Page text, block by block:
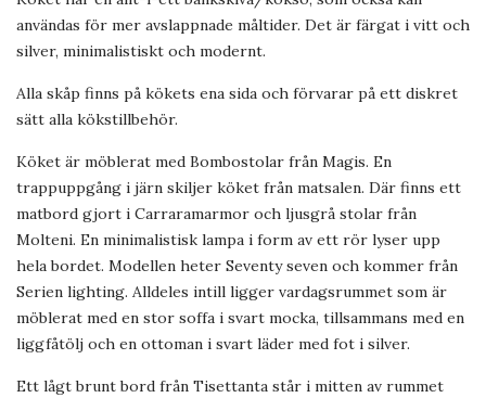
användas för mer avslappnade måltider. Det är färgat i vitt och
silver, minimalistiskt och modernt.
Alla skåp finns på kökets ena sida och förvarar på ett diskret
sätt alla kökstillbehör.
Köket är möblerat med Bombostolar från Magis. En
trappuppgång i järn skiljer köket från matsalen. Där finns ett
matbord gjort i Carraramarmor och ljusgrå stolar från
Molteni. En minimalistisk lampa i form av ett rör lyser upp
hela bordet. Modellen heter Seventy seven och kommer från
Serien lighting. Alldeles intill ligger vardagsrummet som är
möblerat med en stor soffa i svart mocka, tillsammans med en
liggfåtölj och en ottoman i svart läder med fot i silver.
Ett lågt brunt bord från Tisettanta står i mitten av rummet